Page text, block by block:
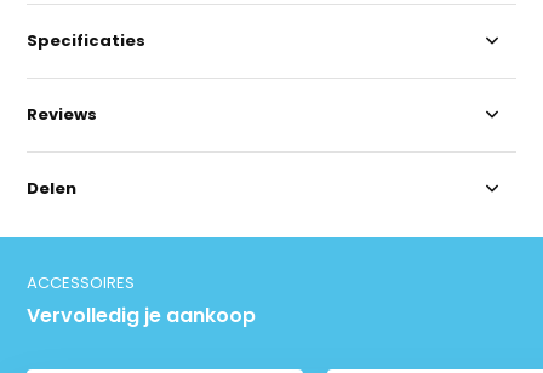
Specificaties
Reviews
Delen
ACCESSOIRES
Vervolledig je aankoop